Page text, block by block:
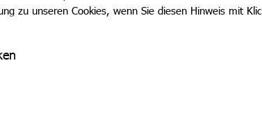
zu unseren Cookies, wenn Sie diesen Hinweis mit